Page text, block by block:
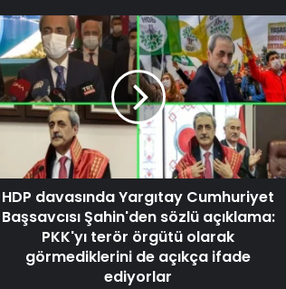
HDP davasında Yargıtay Cumhuriyet
Başsavcısı Şahin'den sözlü açıklama:
PKK'yı terör örgütü olarak
görmediklerini de açıkça ifade
ediyorlar